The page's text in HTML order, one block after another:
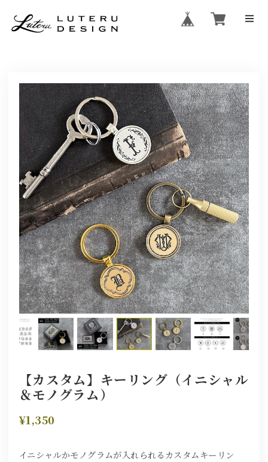
【カスタム】キーリング（イニシャル
＆モノグラム）
¥1,350
イニシャルかモノグラムが入れられるカスタムキーリン